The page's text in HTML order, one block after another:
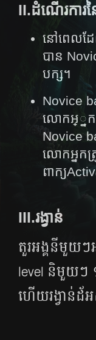
II.ដំណើរការ
នៅពេលដ
បាន
បក្ស​។
Novice
លោកអ្្នក
Novice
លោកអ្នកត្
ពាក្យ
III.រង្វាន់
តួរអង្គ​នីមួយ​ៗ​
level និមួយ
ហើយ​រង្វាន់​ដ័​